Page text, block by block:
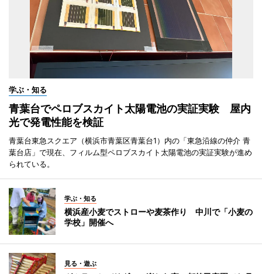
学ぶ・知る
青葉台でペロブスカイト太陽電池の実証実験 屋内
光で発電性能を検証
青葉台東急スクエア（横浜市青葉区青葉台1）内の「東急沿線の仲介 青
葉台店」で現在、フィルム型ペロブスカイト太陽電池の実証実験が進め
られている。
学ぶ・知る
横浜産小麦でストローや麦茶作り 中川で「小麦の
学校」開催へ
見る・遊ぶ